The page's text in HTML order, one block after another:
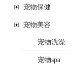
宠物保健
宠物美容
宠物洗澡
宠物spa